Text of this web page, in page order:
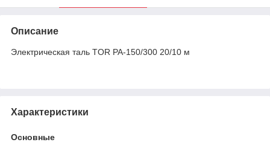
Описание
Электрическая таль TOR PA-150/300 20/10 м
Характеристики
Основные